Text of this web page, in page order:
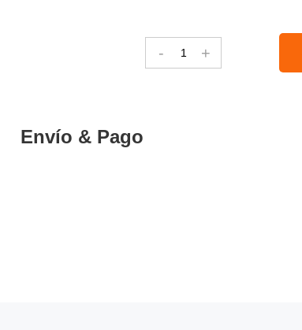
- +
Envío & Pago